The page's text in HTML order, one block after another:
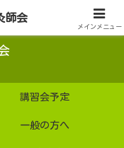
講習会予定
一般の方へ
師会
メインメニュー